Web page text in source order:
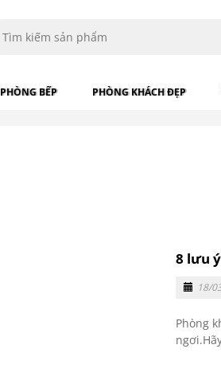
PHÒNG BẾP PHÒNG KHÁCH ĐẸP
8 lưu
18/
Phòng